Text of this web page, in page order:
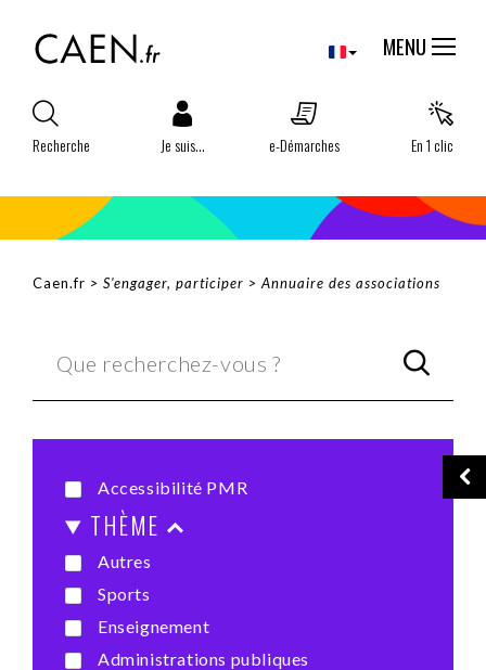
contenu
MENU
Recherche Je suis... e-Démarches En 1 clic
FIL
Caen.fr S'engager, participer Annuaire des associations
Accessibilité PMR
THÈME
Autres
Sports
Enseignement
Administrations publiques